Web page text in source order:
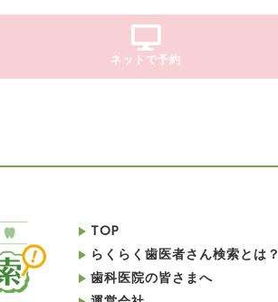
ネットで予約
TOP
らくらく歯医者さん検索とは？
歯科医院の皆さまへ